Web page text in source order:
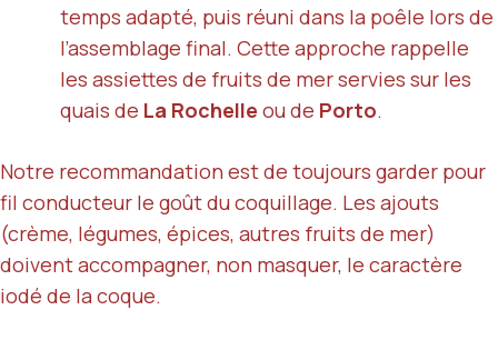
temps adapté, puis réuni dans la poêle lors de
l’assemblage final. Cette approche rappelle
les assiettes de fruits de mer servies sur les
quais de La Rochelle ou de Porto.
Notre recommandation est de toujours garder pour
fil conducteur le goût du coquillage. Les ajouts
(crème, légumes, épices, autres fruits de mer)
doivent accompagner, non masquer, le caractère
iodé de la coque.